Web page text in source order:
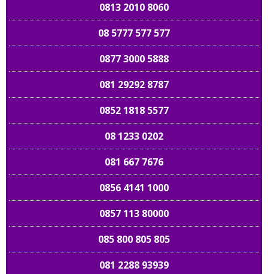
0813 2010 8060
08 5777 577 577
0877 3000 5888
081 29292 8787
0852 1818 5577
08 1233 0202
081 667 7676
0856 4141 1000
0857 113 80000
085 800 805 805
081 2288 93939